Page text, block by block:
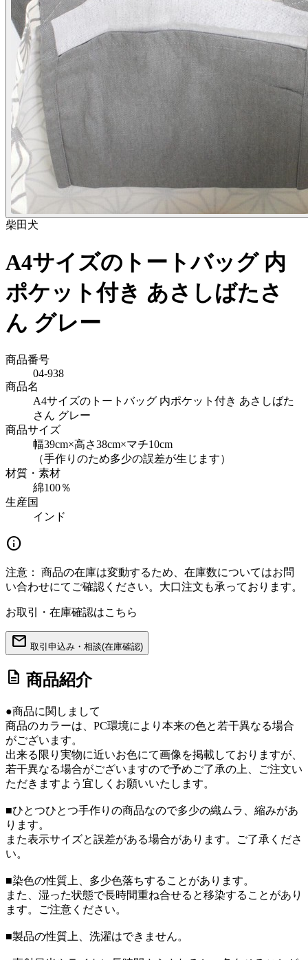
柴田 犬
A4サイズのトートバッグ 内
ポケット付き あさしばたさ
ん グレー
商品番号
04-938
商品名
A4サイズのトートバッグ 内ポケット付き あさしばた
さん グレー
商品サイズ
幅39cm×高さ38cm×マチ10cm
（手作りのため多少の誤差が生じます）
材質・素材
綿100％
生産国
インド
info
注意：
商品の在庫は変動するため、在庫数についてはお問
い合わせにてご確認ください。大口注文も承っております。
お取引・在庫確認はこちら
mail 取引申込み・相談(在庫確認)
description 商品紹介
●商品に関しまして
商品のカラーは、PC環境により本来の色と若干異なる場合
がございます。
出来る限り実物に近いお色にて画像を掲載しておりますが、
若干異なる場合がございますので予めご了承の上、ご注文い
ただきますよう宜しくお願いいたします。
■ひとつひとつ手作りの商品なので多少の織ムラ、縮みがあ
ります。
また表示サイズと誤差がある場合があります。ご了承くださ
い。
■染色の性質上、多少色落ちすることがあります。
また、湿った状態で長時間重ね合せると移染することがあり
ます。ご注意ください。
■製品の性質上、洗濯はできません。